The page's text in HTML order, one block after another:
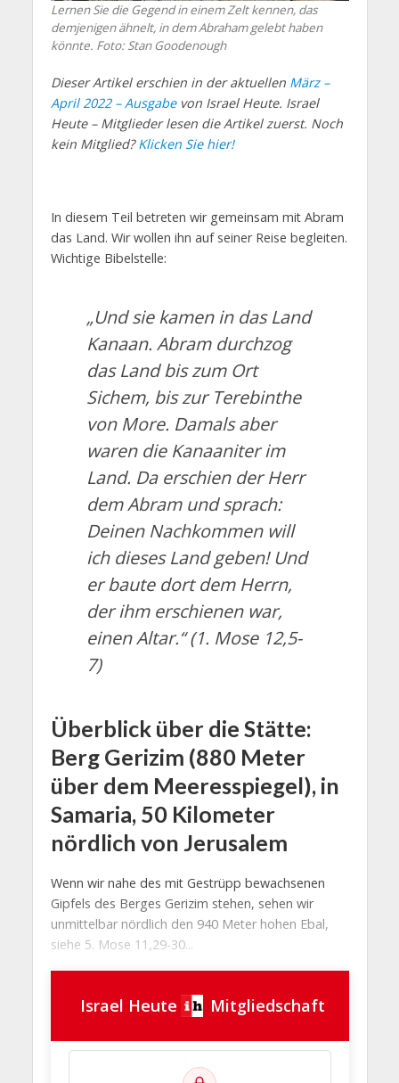
Lernen Sie die Gegend in einem Zelt kennen, das
demjenigen ähnelt, in dem Abraham gelebt haben
könnte. Foto: Stan Goodenough
Dieser Artikel erschien in der aktuellen März –
April 2022 – Ausgabevon Israel Heute. Israel
Heute – Mitglieder lesen die Artikel zuerst. Noch
kein Mitglied?Klicken Sie hier!
In diesem Teil betreten wir gemeinsam mit Abram
das Land. Wir wollen ihn auf seiner Reise begleiten.
Wichtige Bibelstelle:
„Und sie kamen in das Land
Kanaan. Abram durchzog
das Land bis zum Ort
Sichem, bis zur Terebinthe
von More. Damals aber
waren die Kanaaniter im
Land. Da erschien derHerr
dem Abram und sprach:
Deinen Nachkommen will
ich dieses Land geben! Und
er baute dort dem Herrn,
der ihm erschienen war,
einen Altar.“(1. Mose 12,5-
7)
Überblick über die Stätte:
Berg Gerizim (880 Meter
über dem Meeresspiegel), in
Samaria, 50 Kilometer
nördlich von Jerusalem
Wenn wir nahe des mit Gestrüpp bewachsenen
Gipfels des Berges Gerizim stehen, sehen wir
unmittelbar nördlich den 940 Meter hohen Ebal,
siehe 5. Mose 11,29-30...
Israel Heute Mitgliedschaft